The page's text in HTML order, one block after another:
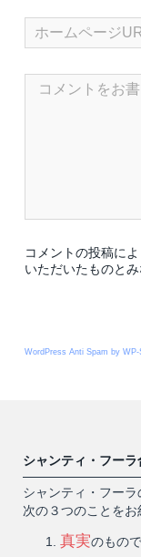
コメントの投稿によ
いただいたものとみ
WordPress Anti Spam by WP-
シャンティ・フーラ
シャンティ・フー
次の３つのことをお
真実のもの